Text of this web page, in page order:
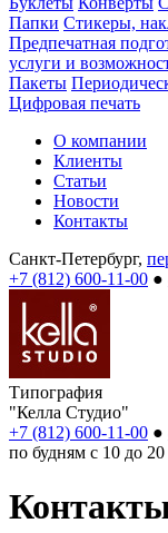
Папки Стикеры,
Предпечатная
услуги и
Пакеты
Цифровая печать
О компании
Клиенты
Статьи
Новости
Контакты
Санкт-Петербург,
+7 (812) 600-11-00 ●
Типография
"Келла Студио"
+7 (812) 600-11-00 ●
по будням с 10 до 20